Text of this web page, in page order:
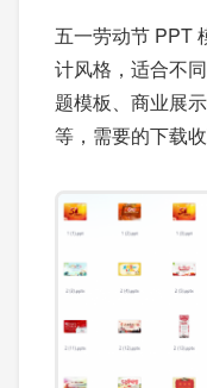
五一劳动节 PPT
计风格，适合不
题模板、商业展
等，需要的下载收